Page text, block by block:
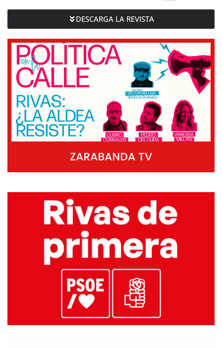
DESCARGA LA REVISTA
ZARABANDA TV